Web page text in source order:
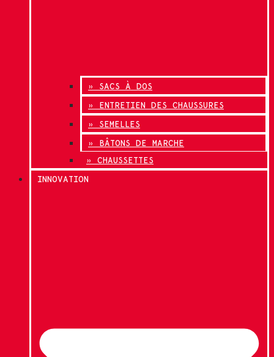
» SACS À DOS
» ENTRETIEN DES CHAUSSURES
» SEMELLES
» BÂTONS DE MARCHE
» CHAUSSETTES
INNOVATION